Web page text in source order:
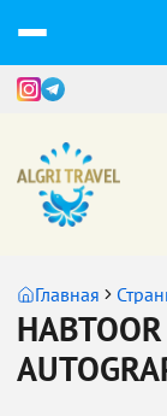
Главная